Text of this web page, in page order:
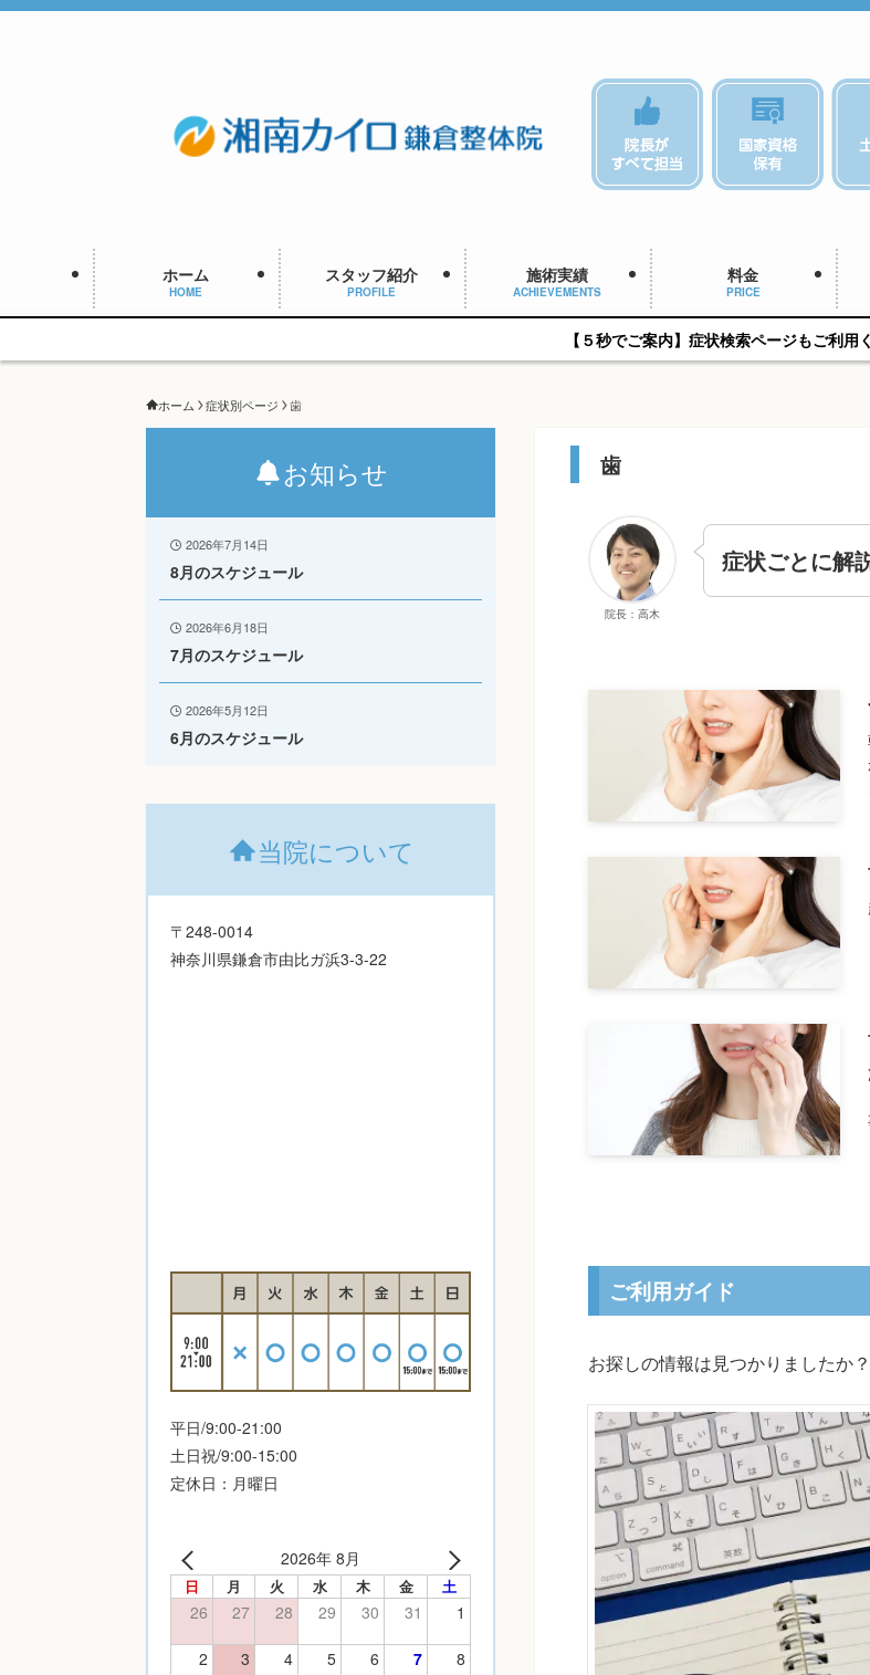
ホーム
HOME
スタッフ紹介
PROFILE
施術実績
ACHIEVEMENTS
料金
PRICE
【５秒でご案内】症状検索ページもご利用
ホーム 症状別ページ 歯
歯
院長：高木
症状ごとに解
ご利用ガイド
お探しの情報は見つかりましたか？
お知らせ
2026年7月14日
8月のスケジュール
2026年6月18日
7月のスケジュール
2026年5月12日
6月のスケジュール
当院について
〒248-0014
神奈川県鎌倉市由比ガ浜3-3-22
平日/9:00-21:00
土日祝/9:00-15:00
定休日：月曜日
2026年 8月
日 月 火 水 木 金 土
26 27 28 29 30 31 1
2 3 4 5 6 7 8